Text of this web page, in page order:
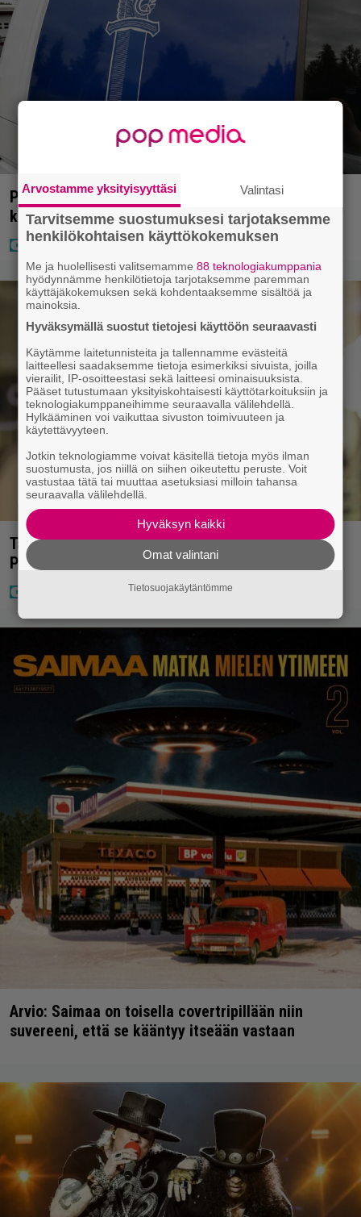
Poliisilla tehovalvonta – tästä kysymys ja näin
kauan kestää
Tältä näyttää Vappu Pimiän perhelomalla
Portugalissa – ”Kaunis mekko”
Arvio: Saimaa on toisella covertripillään niin
suvereeni, että se kääntyy itseään vastaan
Arvostamme yksityisyyttäsi Valintasi
Tarvitsemme suostumuksesi tarjotaksemme
henkilökohtaisen käyttökokemuksen
Me ja huolellisesti valitsemamme88 teknologiakumppania
hyödynnämme henkilötietoja tarjotaksemme paremman
käyttäjäkokemuksen sekä kohdentaaksemme sisältöä ja
mainoksia.
Hyväksymällä suostut tietojesi käyttöön seuraavasti
Käytämme laitetunnisteita ja tallennamme evästeitä
laitteellesi saadaksemme tietoja esimerkiksi sivuista, joilla
vierailit, IP-osoitteestasi sekä laitteesi ominaisuuksista.
Pääset tutustumaan yksityiskohtaisesti käyttötarkoituksiin ja
teknologiakumppaneihimme seuraavalla välilehdellä.
Hylkääminen voi vaikuttaa sivuston toimivuuteen ja
käytettävyyteen.
Jotkin teknologiamme voivat käsitellä tietoja myös ilman
suostumusta, jos niillä on siihen oikeutettu peruste. Voit
vastustaa tätä tai muuttaa asetuksiasi milloin tahansa
seuraavalla välilehdellä.
Hyväksyn kaikki
Omat valintani
Tietosuojakäytäntömme